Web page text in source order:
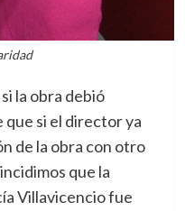
la obra debió
que si el director ya
de la obra con otro
que la
Villavicencio fue